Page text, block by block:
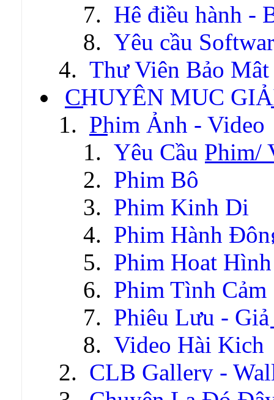
Hệ điều hành -
Yêu cầu
Thư Viện Bảo Mật
CHUYÊN MỤC
Phim Ảnh - Video
Yêu Cầu Phim/
Phim Bộ
Phim Kinh Dị
Phim Hành
Phim Hoạt Hình
Phim Tình Cảm
Phiêu Lưu -
Video Hài Kịch
CLB Gallery -